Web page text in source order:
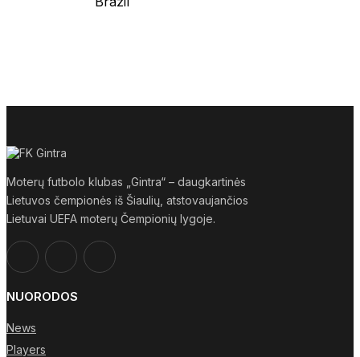
Moterų futbolo klubas „Gintra“ – daugkartinės
Lietuvos čempionės iš Šiaulių, atstovaujančios
Lietuvai UEFA moterų Čempionių lygoje.
NUORODOS
News
Players